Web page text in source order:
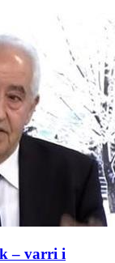
– varri i